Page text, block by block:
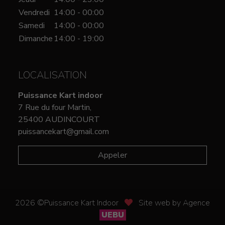
Vendredi 14:00 - 00:00
Samedi
14:00 - 00:00
Dimanche 14:00 - 19:00
LOCALISATION
Puissance Kart indoor
7 Rue du four Martin,
25400 AUDINCOURT
puissancekart@gmail.com
Appeler
2026 ©Puissance Kart Indoor
Site web by Agence
UEBU